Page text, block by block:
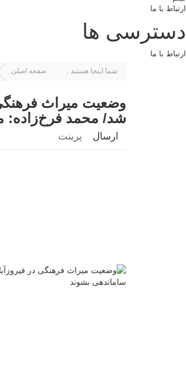
ارتباط با ما
دسترسی ها
ارتباط با ما
شما اینجا هستید : صفحه اصلی
وضعیت میراث فرهنگی
شد/ محمد فرخ‌زاده:
ارسال پرینت